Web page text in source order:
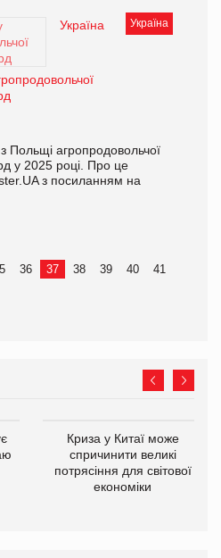
Україна
Україна
Польщі агропродовольчої
у 2025 році. Про це
з посиланням на
36 37 38 39 40
41
Криза у Китаї може
спричинити великі
потрясіння для світової
економіки